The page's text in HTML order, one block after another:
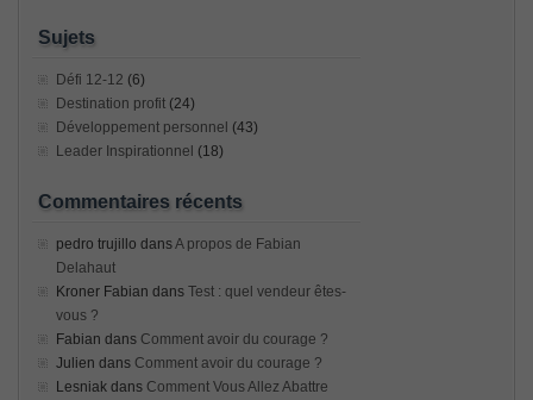
Sujets
Défi 12-12 (6)
Destination profit (24)
Développement personnel (43)
Leader Inspirationnel (18)
Commentaires récents
pedro trujillo dansA propos de Fabian
Delahaut
Kroner Fabian dans Test : quel vendeur êtes-
vous ?
Fabian dans Comment avoir du courage ?
Julien dans Comment avoir du courage ?
Lesniak dans Comment Vous Allez Abattre